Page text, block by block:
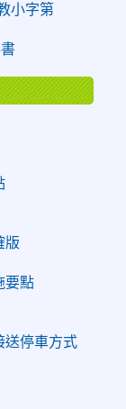
小字第
版
要點
送停車方式